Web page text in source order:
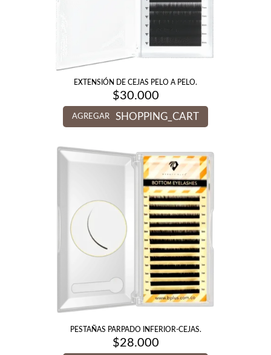
EXTENSIÓN DE CEJAS PELO A PELO.
$30.000
AGREGAR SHOPPING_CART
PESTAÑAS PARPADO INFERIOR-CEJAS.
$28.000